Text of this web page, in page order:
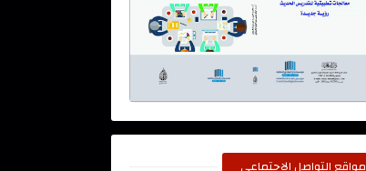
مواقع التواصل الإجتماعي